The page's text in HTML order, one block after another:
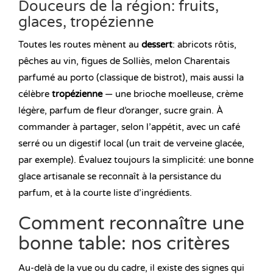
Douceurs de la région: fruits,
glaces, tropézienne
Toutes les routes mènent au dessert: abricots rôtis,
pêches au vin, figues de Solliès, melon Charentais
parfumé au porto (classique de bistrot), mais aussi la
célèbre tropézienne— une brioche moelleuse, crème
légère, parfum de fleur d’oranger, sucre grain. À
commander à partager, selon l’appétit, avec un café
serré ou un digestif local (un trait de verveine glacée,
par exemple). Évaluez toujours la simplicité: une bonne
glace artisanale se reconnaît à la persistance du
parfum, et à la courte liste d’ingrédients.
Comment reconnaître une
bonne table: nos critères
Au-delà de la vue ou du cadre, il existe des signes qui